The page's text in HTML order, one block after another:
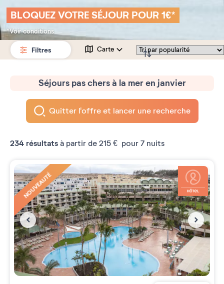
BLOQUEZ VOTRE SÉJOUR POUR 1€*
*Voir conditions
Filtres Carte
Séjours pas chers à la mer en janvier
Quitter l'offre et lancer une recherche
234 résultats à partir de 215 € pour 7 nuits
NOUVEAUTÉ